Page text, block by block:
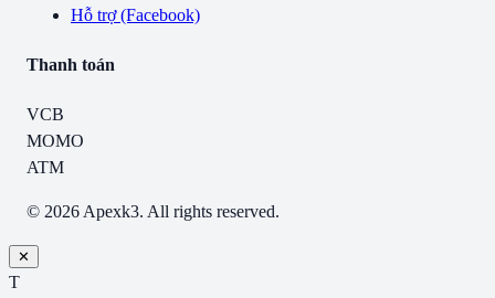
Hỗ trợ (Facebook)
Thanh toán
VCB
MOMO
ATM
© 2026 Apexk3. All rights reserved.
✕
T